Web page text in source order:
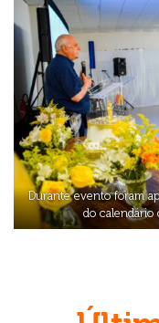
Durante evento foram
do calendário